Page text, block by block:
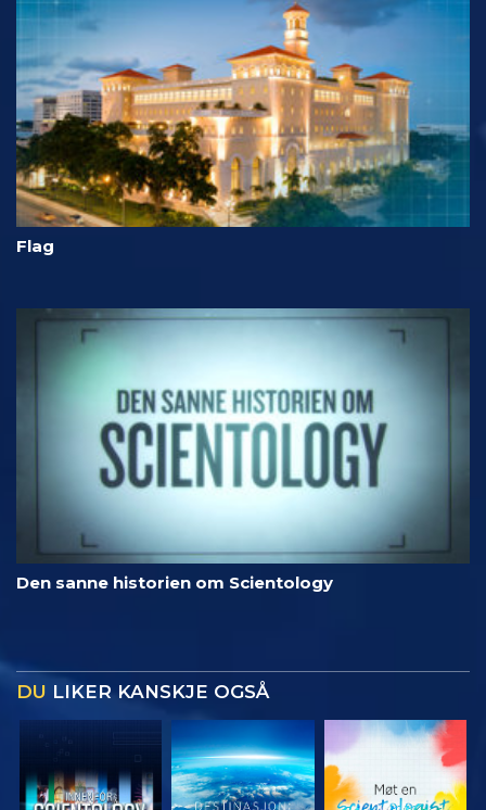
Flag
Den sanne historien om Scientology
DU LIKER KANSKJE OGSÅ